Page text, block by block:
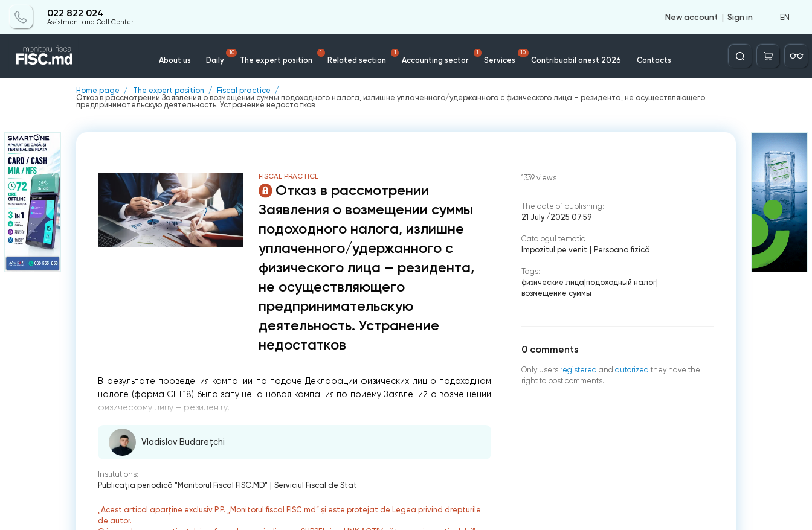
022 822 024
Assistment and Call Center
New account Sign in EN
About us Daily
10
The expert position
1
Related section
1
Accounting sector
1
Services
10
Contribuabil onest 2026 Contacts
Căutare
Home page The expert position
Fiscal practice
Отказ в рассмотрении Заявления о возмещении суммы подоходного налога, излишне уплаченного/удержанного с физического лица – резидента, не осуществляющего
предпринимательскую деятельность. Устранение недостатков
FISCAL PRACTICE
Отказ в рассмотрении
Заявления о возмещении суммы
подоходного налога, излишне
уплаченного/удержанного с
физического лица – резидента,
не осуществляющего
предпринимательскую
деятельность. Устранение
недостатков
В результате проведения кампании по подаче Деклараций физических лиц о подоходном
налоге (форма CET18) была запущена новая кампания по приему Заявлений о возмещении
физическому лицу – резиденту,
Vladislav Budarețchi
Institutions:
Publicaţia periodică "Monitorul Fiscal FISC.MD"
Serviciul Fiscal de Stat
„Acest articol aparține exclusiv P.P. „Monitorul fiscal FISC.md” și este protejat de Legea privind drepturile
de autor.
1339 views
The date of publishing:
21 July /2025 07:59
Catalogul tematic
Impozitul pe venit
Persoana fizică
Tags:
физические лица подоходный налог|
возмещение суммы
0 comments
Only users registered and autorized they have the
right to post comments.